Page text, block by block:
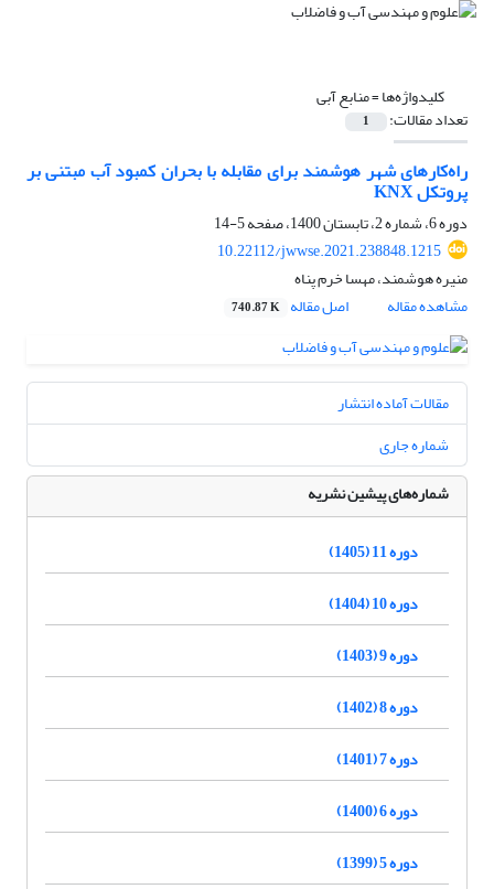
کلیدواژه‌ها =منابع آبی
تعداد مقالات: 1
راه‌کارهای شهر هوشمند برای مقابله با بحران کمبود آب مبتنی بر
پروتکل KNX
دوره 6، شماره 2، تابستان 1400، صفحه
5-14
10.22112/jwwse.2021.238848.1215
منیره هوشمند، مهسا خرم پناه
مشاهده مقاله
اصل مقاله 740.87 K
مقالات آماده انتشار
شماره جاری
شماره‌های پیشین نشریه
دوره 11 (1405)
دوره 10 (1404)
دوره 9 (1403)
دوره 8 (1402)
دوره 7 (1401)
دوره 6 (1400)
دوره 5 (1399)